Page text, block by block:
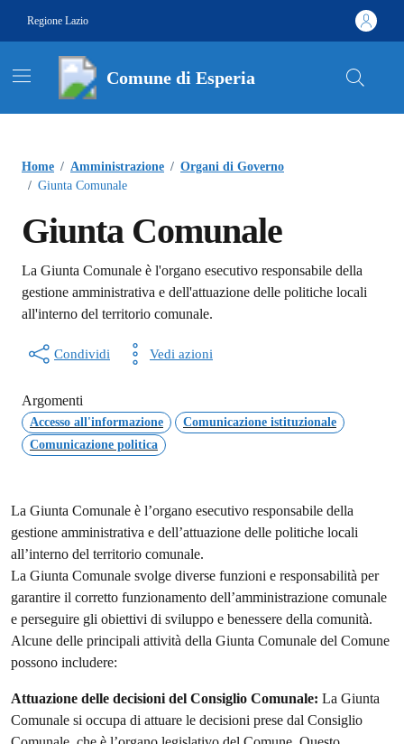
Regione Lazio
Comune di Esperia
Home / Amministrazione / Organi di Governo
/ Giunta Comunale
Giunta Comunale
La Giunta Comunale è l'organo esecutivo responsabile della
gestione amministrativa e dell'attuazione delle politiche locali
all'interno del territorio comunale.
Condividi Vedi azioni
Argomenti
Accesso all'informazione
Comunicazione istituzionale
Comunicazione politica
La Giunta Comunale è l’organo esecutivo responsabile della
gestione amministrativa e dell’attuazione delle politiche locali
all’interno del territorio comunale.
La Giunta Comunale svolge diverse funzioni e responsabilità per
garantire il corretto funzionamento dell’amministrazione comunale
e perseguire gli obiettivi di sviluppo e benessere della comunità.
Alcune delle principali attività della Giunta Comunale del Comune
possono includere:
Attuazione delle decisioni del Consiglio Comunale: La Giunta
Comunale si occupa di attuare le decisioni prese dal Consiglio